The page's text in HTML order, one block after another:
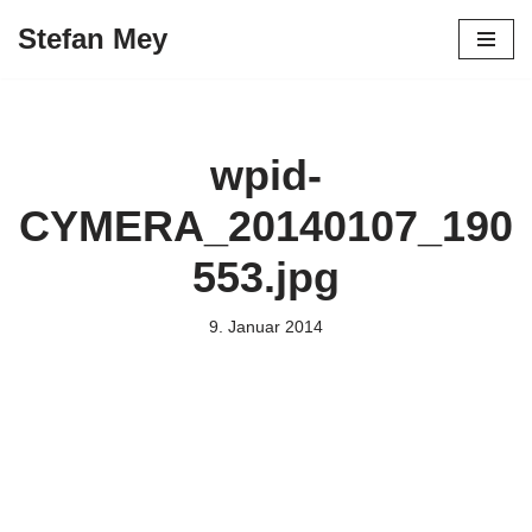
Stefan Mey
wpid-
CYMERA_20140107_190
553.jpg
9. Januar 2014